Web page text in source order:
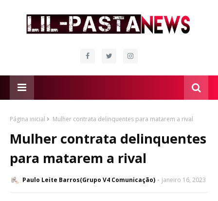
Página inicial Mulher contrata delinquentes para matarem a rival
Mulher contrata delinquentes
para matarem a rival
Paulo Leite Barros(Grupo V4 Comunicação) janeiro 16, 2023